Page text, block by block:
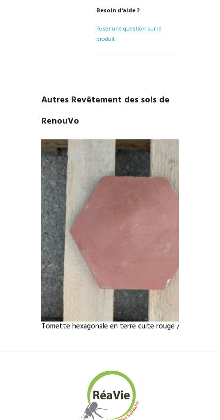
Besoin d'aide ?
Poser une question sur le
produit
Autres Revêtement des sols de
RenouVo
Tomette hexagonale en terre cuite rouge / 3